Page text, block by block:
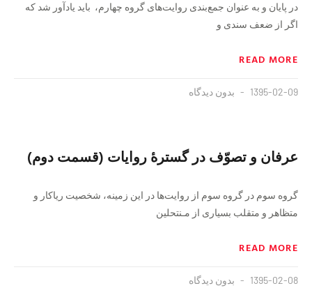
در پایان و به عنوان جمع‌بندی روایت‌های‌ گروه‌ چهارم، ‌ باید یادآور شد که
اگر از ضعف سندی و
READ MORE
1395-02-09 بدون دیدگاه
عرفان و تصوّف در گسترهٔ روایات (قسمت دوم)
گروه سوم در گروه سوم از‌ روایت‌ها‌ در این‌ زمینه،‌ شخصیت‌ ریاکار و
متظاهر و متقلب بسیاری از مـنتحلین
READ MORE
1395-02-08 بدون دیدگاه